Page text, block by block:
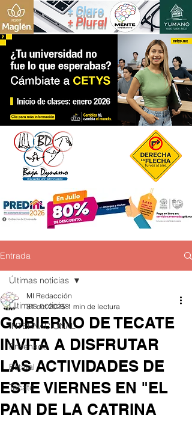
+ Claro
+ Plural
Entrada
Últimas noticias
INTERNACIONAL
Ensenada
Estatal
Tecate
Últimas noticias
GOBIERNO DE TECATE
INVITA A DISFRUTAR
LAS ACTIVIDADES DE
ESTE VIERNES EN "EL
PAN DE LA CATRINA
MI Redacción
31 oct 2025 1 min de lectura